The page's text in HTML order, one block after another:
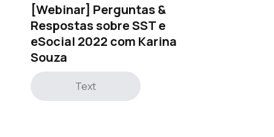
[Webinar] Perguntas &
Respostas sobre SST e
eSocial 2022 com Karina
Souza
Text